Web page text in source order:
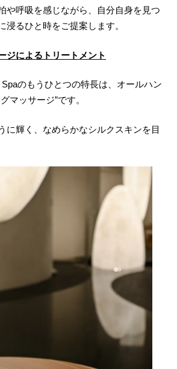
や呼吸を感じながら、自分自身を見つ
浸るひと時をご提案します。
ジによるトリートメント
のもうひとつの特長は、オールハン
マッサージ”です。
に輝く、なめらかなシルクスキンを目